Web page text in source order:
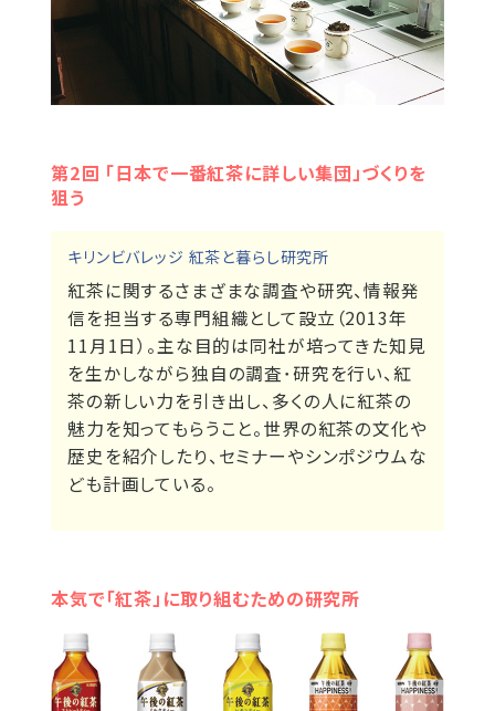
第2回 「日本で一番紅茶に詳しい集団」づくりを
狙う
キリンビバレッジ 紅茶と暮らし研究所
紅茶に関するさまざまな調査や研究、情報発
信を担当する専門組織として設立（2013年
11月1日）。主な目的は同社が培ってきた知見
を生かしながら独自の調査･研究を行い、紅
茶の新しい力を引き出し、多くの人に紅茶の
魅力を知ってもらうこと。世界の紅茶の文化や
歴史を紹介したり、セミナーやシンポジウムな
ども計画している。
本気で「紅茶」に取り組むための研究所